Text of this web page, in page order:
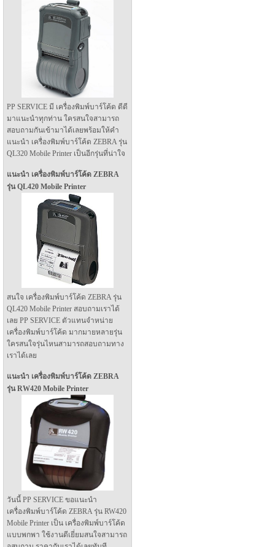
PP SERVICE มี เครื่องพิมพ์บาร์โค้ด ดีดี
มาแนะนำทุกท่าน ใครสนใจสามารถ
สอบถามกันเข้ามาได้เลยพร้อมให้คำ
แนะนำ เครื่องพิมพ์บาร์โค้ด ZEBRA รุ่น
QL320 Mobile Printer เป็นอีกรุ่นที่น่าใจ
แนะนำ เครื่องพิมพ์บาร์โค้ด ZEBRA
รุ่น QL420 Mobile Printer
สนใจ เครื่องพิมพ์บาร์โค้ด ZEBRA รุ่น
QL420 Mobile Printer สอบถามเราได้
เลย PP SERVICE ตัวแทนจำหน่าย
เครื่องพิมพ์บาร์โค้ด มากมายหลายรุ่น
ใครสนใจรุ่นไหนสามารถสอบถามทาง
เราได้เลย
แนะนำ เครื่องพิมพ์บาร์โค้ด ZEBRA
รุ่น RW420 Mobile Printer
วันนี้ PP SERVICE ขอแนะนำ
เครื่องพิมพ์บาร์โค้ด ZEBRA รุ่น RW420
Mobile Printer เป็น เครื่องพิมพ์บาร์โค้ด
แบบพกพา ใช้งานดีเยี่ยมสนใจสามารถ